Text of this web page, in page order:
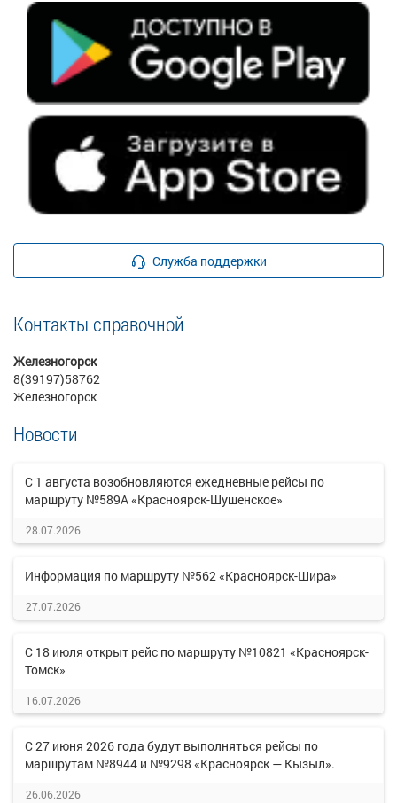
Служба поддержки
Контакты справочной
Железногорск
8(39197)58762
Железногорск
Новости
С 1 августа возобновляются ежедневные рейсы по
маршруту №589А «Красноярск-Шушенское»
28.07.2026
Информация по маршруту №562 «Красноярск-Шира»
27.07.2026
С 18 июля открыт рейс по маршруту №10821 «Красноярск-
Томск»
16.07.2026
С 27 июня 2026 года будут выполняться рейсы по
маршрутам №8944 и №9298 «Красноярск — Кызыл».
26.06.2026